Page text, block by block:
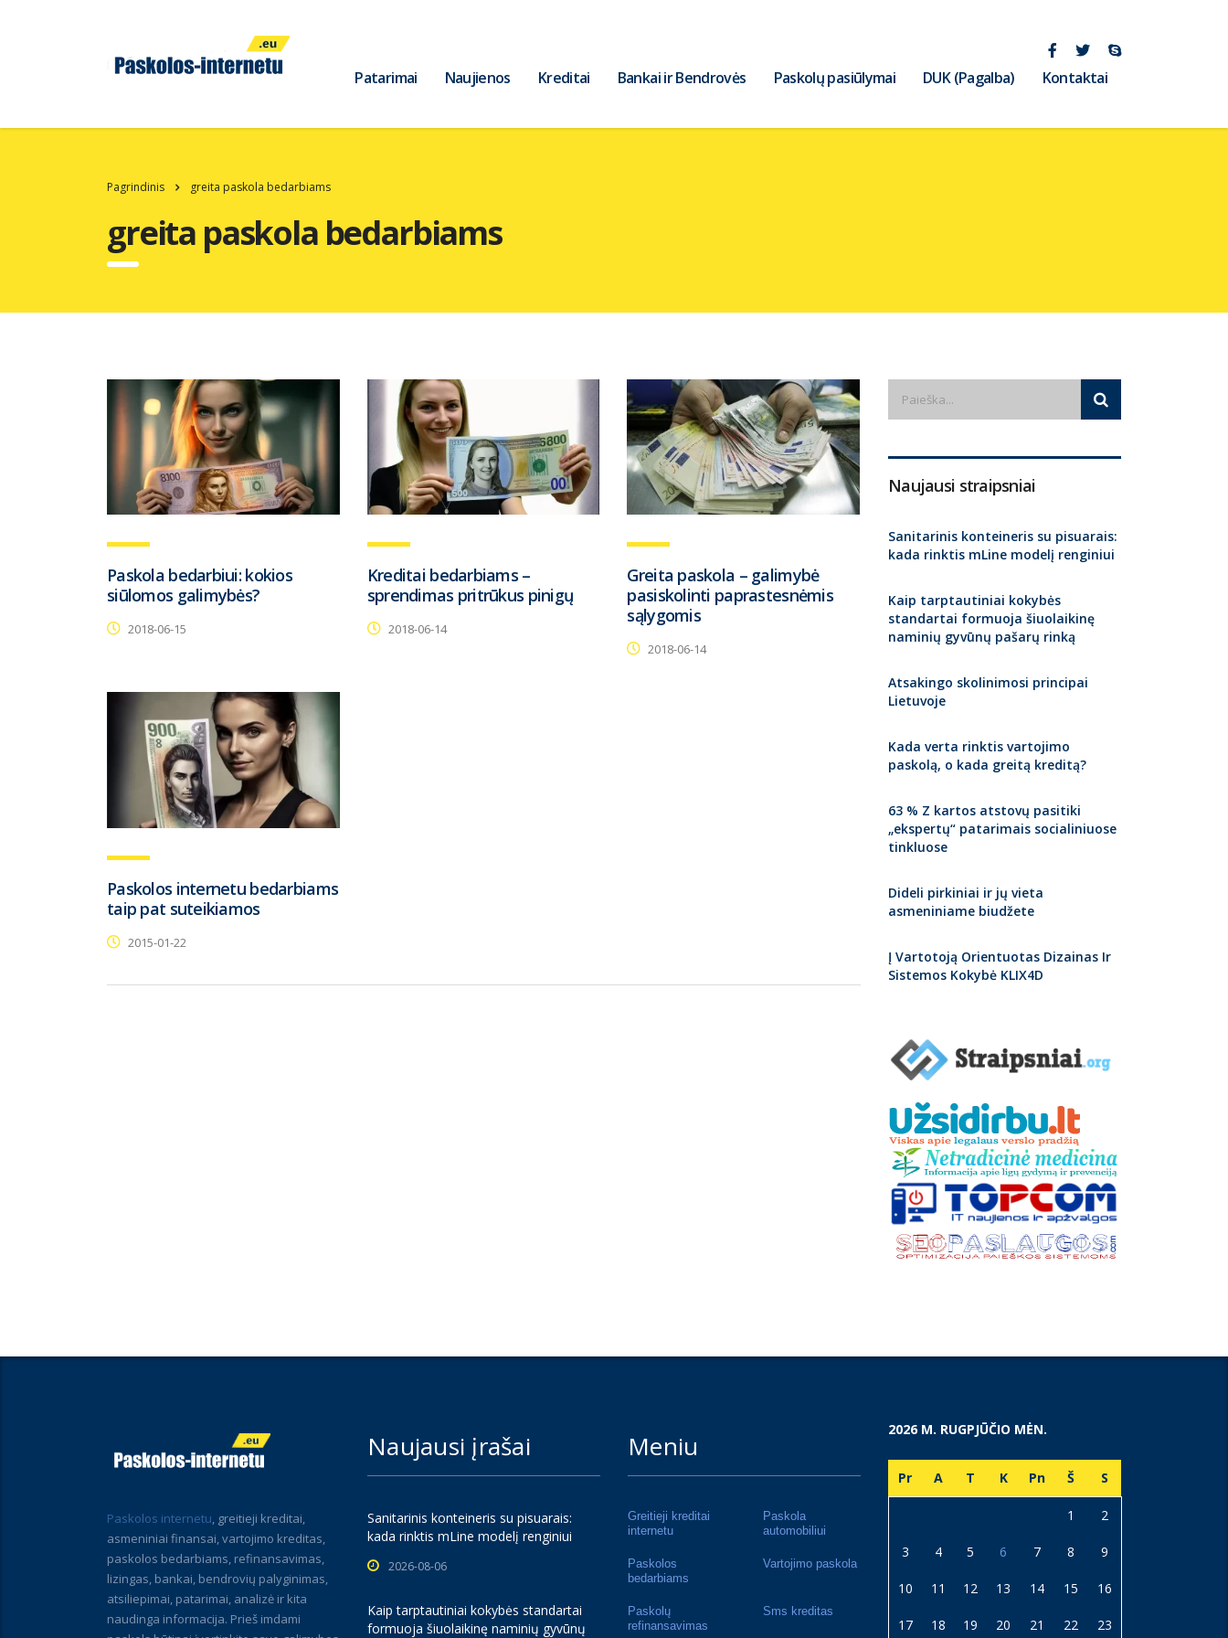
Patarimai Naujienos Kreditai Bankai ir Bendrovės Paskolų pasiūlymai DUK (Pagalba) Kontaktai
Pagrindinis greita paskola bedarbiams
greita paskola bedarbiams
Paskola bedarbiui: kokios
siūlomos galimybės?
2018-06-15
Kreditai bedarbiams –
sprendimas pritrūkus pinigų
2018-06-14
Greita paskola – galimybė
pasiskolinti paprastesnėmis
sąlygomis
2018-06-14
Paskolos internetu bedarbiams
taip pat suteikiamos
2015-01-22
Naujausi straipsniai
Sanitarinis konteineris su pisuarais:
kada rinktis mLine modelį renginiui
Kaip tarptautiniai kokybės
standartai formuoja šiuolaikinę
naminių gyvūnų pašarų rinką
Atsakingo skolinimosi principai
Lietuvoje
Kada verta rinktis vartojimo
paskolą, o kada greitą kreditą?
63 % Z kartos atstovų pasitiki
„ekspertų“ patarimais socialiniuose
tinkluose
Dideli pirkiniai ir jų vieta
asmeniniame biudžete
Į Vartotoją Orientuotas Dizainas Ir
Sistemos Kokybė KLIX4D
Paskolos internetu, greitieji kreditai,
asmeniniai finansai, vartojimo kreditas,
paskolos bedarbiams, refinansavimas,
lizingas, bankai, bendrovių palyginimas,
atsiliepimai, patarimai, analizė ir kita
naudinga informacija. Prieš imdami
Naujausi įrašai
Sanitarinis konteineris su pisuarais:
kada rinktis mLine modelį renginiui
2026-08-06
Kaip tarptautiniai kokybės standartai
formuoja šiuolaikinę naminių gyvūnų
Meniu
Greitieji kreditai
internetu
Paskola
automobiliui
Paskolos
bedarbiams
Vartojimo paskola
Paskolų
refinansavimas
Sms kreditas
2026 M. RUGPJŪČIO MĖN.
Pr A T K Pn Š S
1 2
3 4 5 6 7 8 9
10 11 12 13 14 15 16
17 18 19 20 21 22 23